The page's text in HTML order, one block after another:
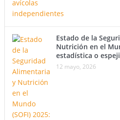
Estado de la
Nutrición en el
estadística o
12 mayo, 2026